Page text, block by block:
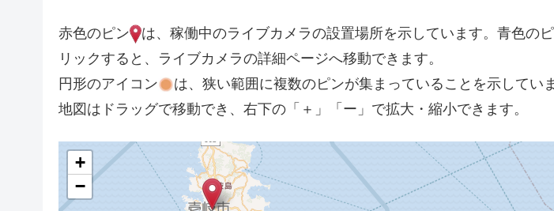
赤色のピン は、稼働中のライブカメラの設置場所を示しています。青色の
リックすると、ライブカメラの詳細ページへ移動できます。
円形のアイコン
は、狭い範囲に複数のピンが集まっていることを示してい
地図はドラッグで移動でき、右下の「＋」「ー」で拡大・縮小できます。
+
−